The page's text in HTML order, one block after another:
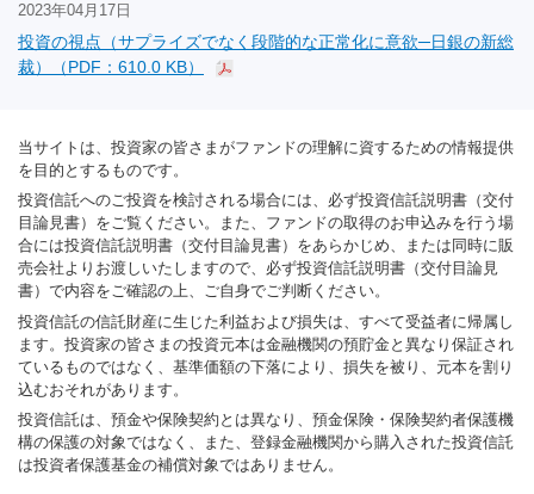
2023年04月17日
投資の視点（サプライズでなく段階的な正常化に意欲─日銀の新総
裁）（PDF：610.0 KB）
当サイトは、投資家の皆さまがファンドの理解に資するための情報提供
を目的とするものです。
投資信託へのご投資を検討される場合には、必ず投資信託説明書（交付
目論見書）をご覧ください。また、ファンドの取得のお申込みを行う場
合には投資信託説明書（交付目論見書）をあらかじめ、または同時に販
売会社よりお渡しいたしますので、必ず投資信託説明書（交付目論見
書）で内容をご確認の上、ご自身でご判断ください。
投資信託の信託財産に生じた利益および損失は、すべて受益者に帰属し
ます。投資家の皆さまの投資元本は金融機関の預貯金と異なり保証され
ているものではなく、基準価額の下落により、損失を被り、元本を割り
込むおそれがあります。
投資信託は、預金や保険契約とは異なり、預金保険・保険契約者保護機
構の保護の対象ではなく、また、登録金融機関から購入された投資信託
は投資者保護基金の補償対象ではありません。